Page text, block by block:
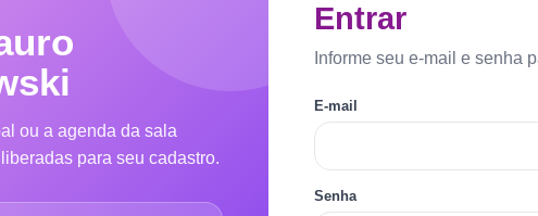
ou a agenda da sala
para seu cadastro.
Entrar
Informe seu e-mail e senha
E-mail
Senha